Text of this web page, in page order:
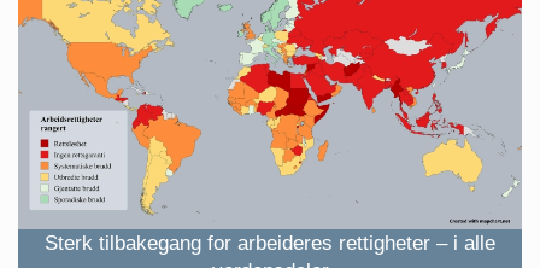
Sterk tilbakegang for arbeideres rettigheter – i alle